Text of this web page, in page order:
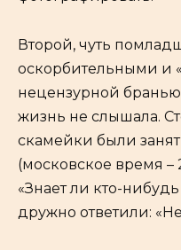
Второй, чуть
оскорбительными и
нецензурной
жизнь не слышала.
скамейки были
(московское время –
«Знает ли кто-
дружно ответили: